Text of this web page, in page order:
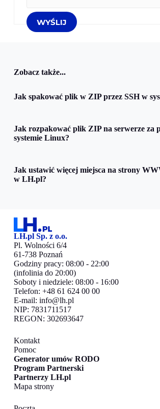
Zobacz także...
Jak spakować plik w ZIP przez SSH w
Jak rozpakować plik ZIP na serwerze za
systemie Linux?
Jak ustawić więcej miejsca na strony
w LH.pl?
LH.pl Sp. z o.o.
Pl. Wolności 6/4
61-738 Poznań
Godziny pracy: 08:00 - 22:00
(infolinia do 20:00)
Soboty i niedziele: 08:00 - 16:00
Telefon: +48 61 624 00 00
E-mail: info@lh.pl
NIP: 7831711517
REGON: 302693647
Kontakt
Pomoc
Generator umów RODO
Program Partnerski
Partnerzy LH.pl
Mapa strony